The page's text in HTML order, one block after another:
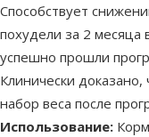
Способствует
похудели за 2 месяца
успешно прошли
Клинически
набор веса после
Использование: